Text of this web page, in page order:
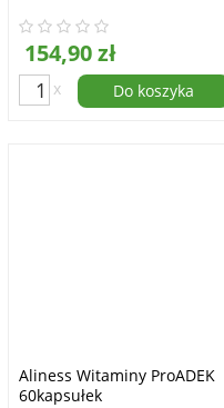
154,90 zł
x Do koszyka
Aliness Witaminy ProADEK
60kapsułek